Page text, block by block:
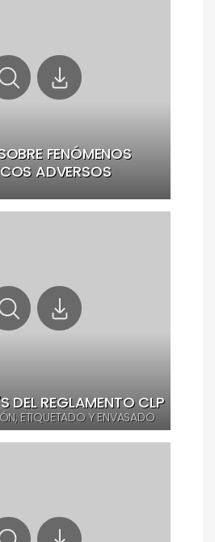
FENÓMENOS
ADVERSOS
DEL REGLAMENTO CLP
ETIQUETADO Y ENVASADO